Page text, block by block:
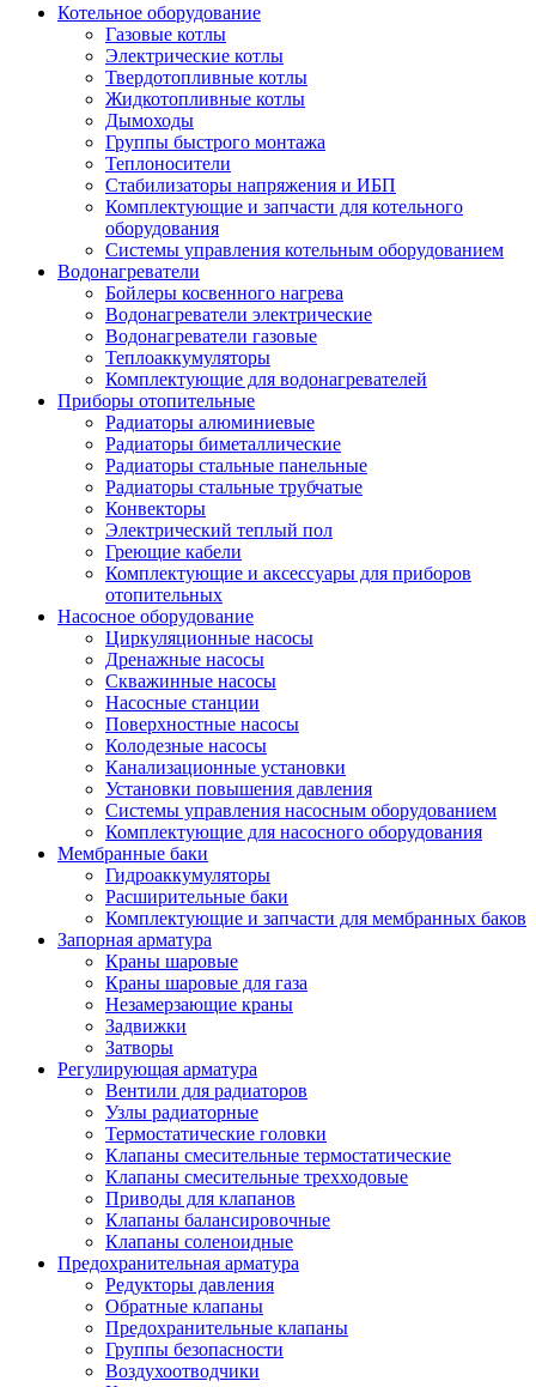
Котельное оборудование
Газовые котлы
Электрические котлы
Твердотопливные котлы
Жидкотопливные котлы
Дымоходы
Группы быстрого монтажа
Теплоносители
Стабилизаторы напряжения и ИБП
Комплектующие и запчасти для котельного
оборудования
Системы управления котельным оборудованием
Водонагреватели
Бойлеры косвенного нагрева
Водонагреватели электрические
Водонагреватели газовые
Теплоаккумуляторы
Комплектующие для водонагревателей
Приборы отопительные
Радиаторы алюминиевые
Радиаторы биметаллические
Радиаторы стальные панельные
Радиаторы стальные трубчатые
Конвекторы
Электрический теплый пол
Греющие кабели
Комплектующие и аксессуары для приборов
отопительных
Насосное оборудование
Циркуляционные насосы
Дренажные насосы
Скважинные насосы
Насосные станции
Поверхностные насосы
Колодезные насосы
Канализационные установки
Установки повышения давления
Системы управления насосным оборудованием
Комплектующие для насосного оборудования
Мембранные баки
Гидроаккумуляторы
Расширительные баки
Комплектующие и запчасти для мембранных баков
Запорная арматура
Краны шаровые
Краны шаровые для газа
Незамерзающие краны
Задвижки
Затворы
Регулирующая арматура
Вентили для радиаторов
Узлы радиаторные
Термостатические головки
Клапаны смесительные термостатические
Клапаны смесительные трехходовые
Приводы для клапанов
Клапаны балансировочные
Клапаны соленоидные
Предохранительная арматура
Редукторы давления
Обратные клапаны
Предохранительные клапаны
Группы безопасности
Воздухоотводчики